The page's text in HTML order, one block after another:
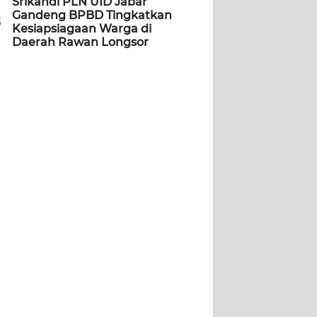
Gandeng BPBD Tingkatkan
Kesiapsiagaan Warga di
Daerah Rawan Longsor